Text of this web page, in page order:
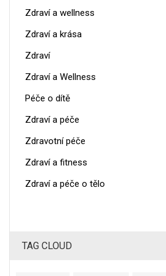
Zdraví a wellness
Zdraví a krása
Zdraví
Zdraví a Wellness
Péče o dítě
Zdraví a péče
Zdravotní péče
Zdraví a fitness
Zdraví a péče o tělo
TAG CLOUD